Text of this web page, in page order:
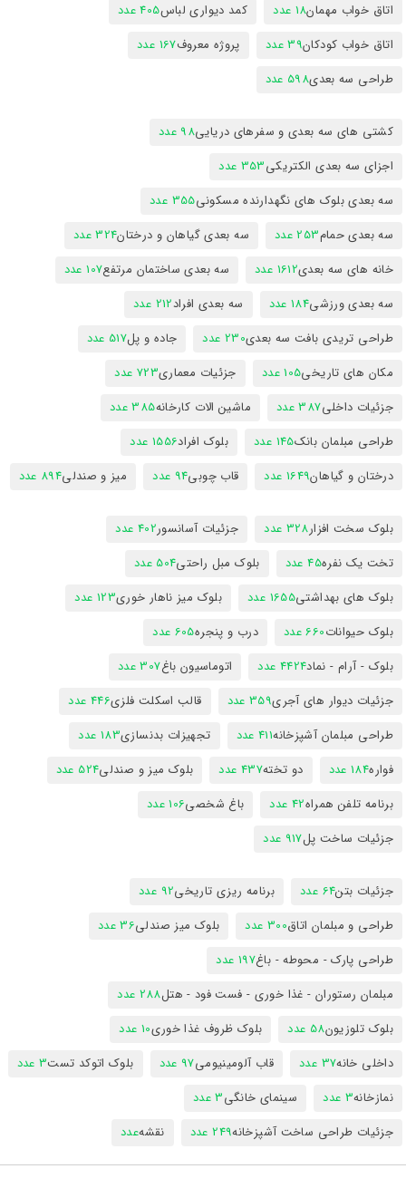
اتاق خواب مهمان18 عدد کمد دیواری لباس405 عدد
اتاق خواب کودکان39 عدد پروژه معروف167 عدد
طراحی سه بعدی598 عدد
کشتی های سه بعدی و سفرهای دریایی98 عدد
اجزای سه بعدی الکتریکی353 عدد
سه بعدی بلوک های نگهدارنده مسکونی355 عدد
سه بعدی حمام253 عدد سه بعدی گیاهان و درختان324 عدد
خانه های سه بعدی1612 عدد سه بعدی ساختمان مرتفع107 عدد
سه بعدی ورزشی184 عدد سه بعدی افراد212 عدد
طراحی تریدی بافت سه بعدی230 عدد جاده و پل517 عدد
مکان های تاریخی105 عدد جزئیات معماری723 عدد
جزئیات داخلی387 عدد ماشین الات کارخانه385 عدد
طراحی مبلمان بانک145 عدد بلوک افراد1556 عدد
درختان و گیاهان1649 عدد قاب چوبی94 عدد میز و صندلی894 عدد
بلوک سخت افزار328 عدد جزئیات آسانسور402 عدد
تخت یک نفره45 عدد بلوک مبل راحتی504 عدد
بلوک های بهداشتی1655 عدد بلوک میز ناهار خوری123 عدد
بلوک حیوانات660 عدد درب و پنجره605 عدد
بلوک - آرام - نماد4424 عدد اتوماسیون باغ307 عدد
جزئیات دیوار های آجری359 عدد قالب اسکلت فلزی446 عدد
طراحی مبلمان آشپزخانه411 عدد تجهیزات بدنسازی183 عدد
فواره184 عدد دو تخته437 عدد بلوک میز و صندلی524 عدد
برنامه تلفن همراه42 عدد باغ شخصی106 عدد
جزئیات ساخت پل917 عدد
جزئیات بتن64 عدد برنامه ریزی تاریخی92 عدد
طراحی و مبلمان اتاق300 عدد بلوک میز صندلی36 عدد
طراحی پارک - محوطه - باغ197 عدد
مبلمان رستوران - غذا خوری - فست فود - هتل288 عدد
بلوک تلوزیون58 عدد بلوک ظروف غذا خوری10 عدد
داخلی خانه37 عدد قاب آلومینیومی97 عدد بلوک اتوکد تست3 عدد
نمازخانه3 عدد سینمای خانگی3 عدد
جزئیات طراحی ساخت آشپزخانه249 عدد نقشهعدد